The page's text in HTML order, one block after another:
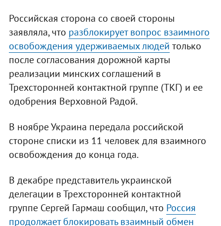
Российская сторона со своей стороны
заявляла, что разблокирует вопрос взаимного
освобождения удерживаемых людей только
после согласования дорожной карты
реализации минских соглашений в
Трехсторонней контактной группе (ТКГ) и ее
одобрения Верховной Радой.
В ноябре Украина передала российской
стороне списки из 11 человек для взаимного
освобождения до конца года.
В декабре представитель украинской
делегации в Трехсторонней контактной
группе Сергей Гармаш сообщил, что Россия
продолжает блокировать взаимный обмен